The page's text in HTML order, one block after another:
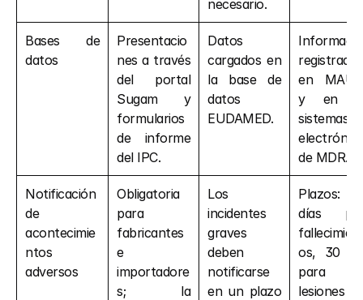
necesario.
Bases de
datos
Presentacio
nes a través
del portal
Sugam y
formularios
de informe
del IPC.
Datos
cargados en
la base de
datos
EUDAMED.
registrada
en
y en
sistemas
de MDR.
Notificación
de
acontecimie
ntos
adversos
Obligatoria
para
fabricantes
e
importadore
s; la
Los
incidentes
graves
deben
notificarse
en un plazo
Plazos:
días
os, 30
para
lesiones